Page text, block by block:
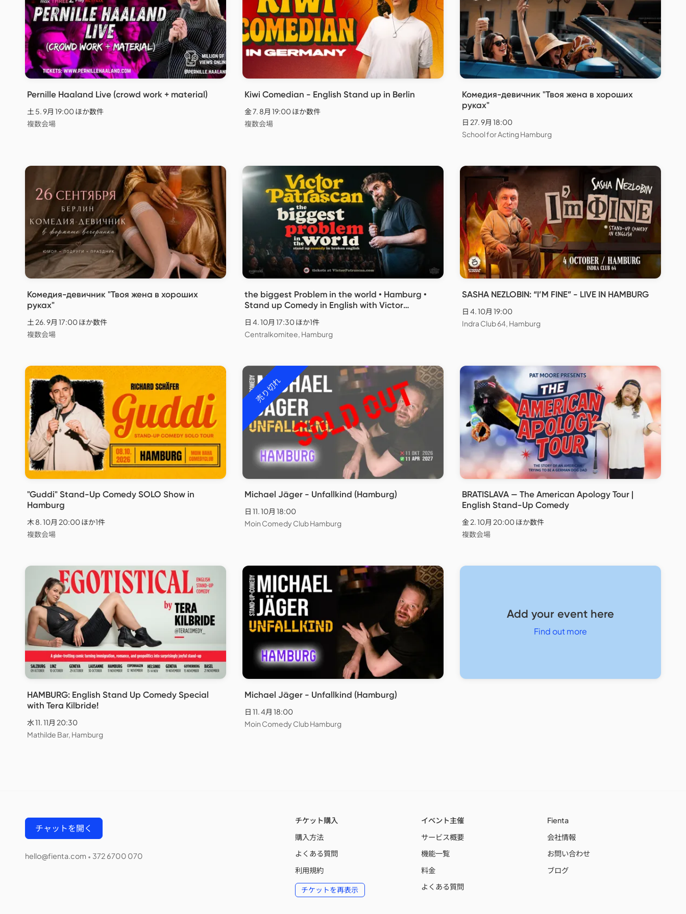
Pernille Haaland Live (crowd work + material)
土 5. 9月 19:00 ほか数件
複数会場
Kiwi Comedian - English Stand up in Berlin
金 7. 8月 19:00 ほか数件
複数会場
Комедия-девичник "Твоя жена в хороших
руках"
日 27. 9月 18:00
School for Acting Hamburg
Комедия-девичник "Твоя жена в хороших
руках"
土 26. 9月 17:00 ほか数件
複数会場
the biggest Problem in the world • Hamburg •
Stand up Comedy in English with Victor
日 4. 10月 17:30 ほか1件
Centralkomitee, Hamburg
SASHA NEZLOBIN: “I’M FINE” - LIVE IN HAMBURG
日 4. 10月 19:00
Indra Club 64, Hamburg
"Guddi" Stand-Up Comedy SOLO Show in
Hamburg
木 8. 10月 20:00 ほか1件
複数会場
売り切れ
Michael Jäger - Unfallkind (Hamburg)
日 11. 10月 18:00
Moin Comedy Club Hamburg
BRATISLAVA — The American Apology Tour |
English Stand-Up Comedy
金 2. 10月 20:00 ほか数件
複数会場
HAMBURG: English Stand Up Comedy Special
with Tera Kilbride!
水 11. 11月 20:30
Mathilde Bar, Hamburg
Michael Jäger - Unfallkind (Hamburg)
日 11. 4月 18:00
Moin Comedy Club Hamburg
Add your event here
Find out more
チャットを開く
hello@fienta.com • 372 6700 070
チケット購入
購入方法
よくある質問
利用規約
チケットを再表示
イベント主催
サービス概要
機能一覧
料金
よくある質問
Fienta
会社情報
お問い合わせ
ブログ